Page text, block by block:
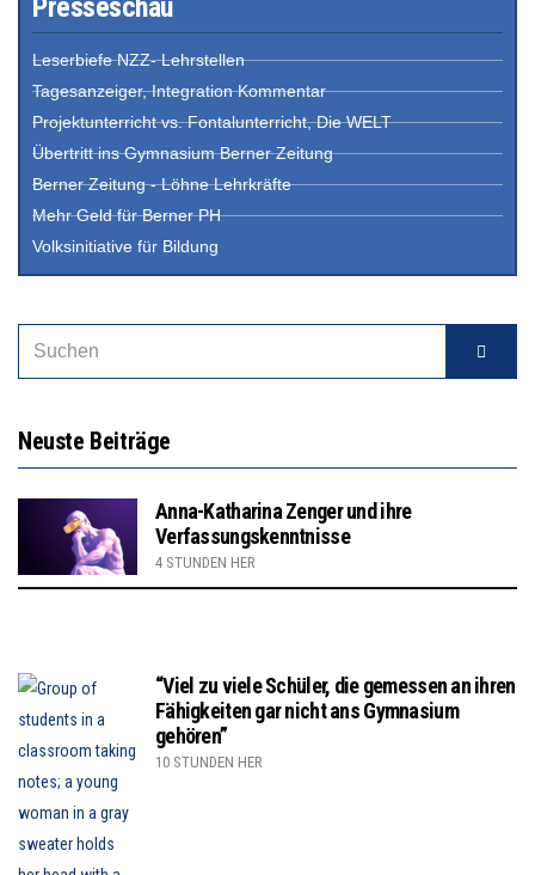
Presseschau
Leserbiefe NZZ- Lehrstellen
Tagesanzeiger, Integration Kommentar
Projektunterricht vs. Fontalunterricht, Die WELT
Übertritt ins Gymnasium Berner Zeitung
Berner Zeitung - Löhne Lehrkräfte
Mehr Geld für Berner PH
Volksinitiative für Bildung
Neuste Beiträge
Anna-Katharina Zenger und ihre
Verfassungskenntnisse
4 STUNDEN HER
“Viel zu viele Schüler, die gemessen an ihren
Fähigkeiten gar nicht ans Gymnasium
gehören”
10 STUNDEN HER